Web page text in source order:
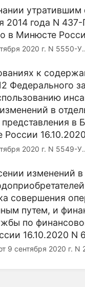
утратившим
года N
в Минюсте
2020 г. N 5550-
к
Федерального
в
в
2020 г. N 5549-
изменений в
совершения
путем, и
по
16.10.2020 N
2020 г. N